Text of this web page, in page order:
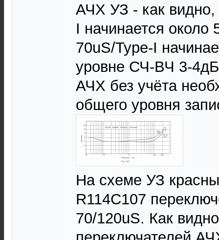
АЧХ УЗ - как
I начинается
70uS/Type-I
уровне СЧ-ВЧ 3-
АЧХ без учёта
общего уровня
На схеме УЗ
R114C107
70/120uS. Как